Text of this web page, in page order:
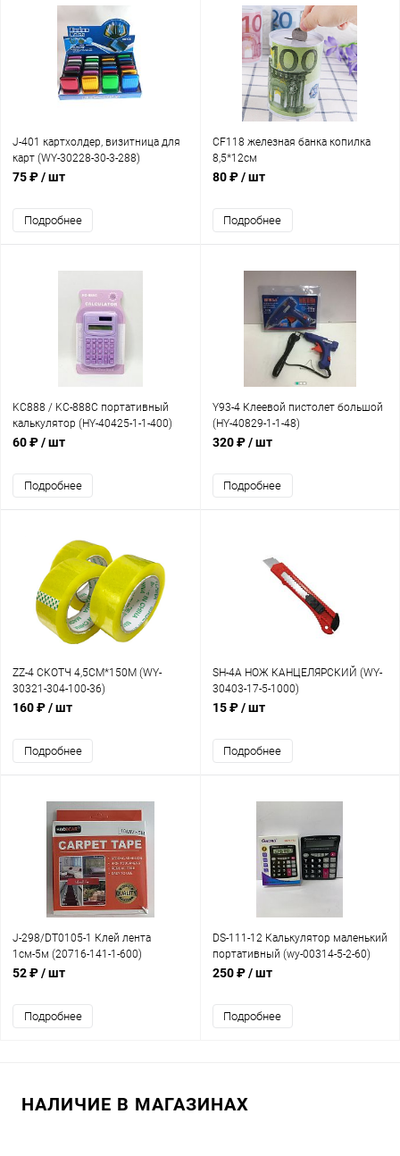
J-401 картхолдер, визитница для
карт (WY-30228-30-3-288)
75 ₽/ шт
Подробнее
CF118 железная банка копилка
8,5*12см
80 ₽/ шт
Подробнее
KC888 / KC-888C портативный
калькулятор (HY-40425-1-1-400)
60 ₽/ шт
Подробнее
Y93-4 Клеевой пистолет большой
(HY-40829-1-1-48)
320 ₽/ шт
Подробнее
ZZ-4 СКОТЧ 4,5СМ*150М (WY-
30321-304-100-36)
160 ₽/ шт
Подробнее
SH-4A НОЖ КАНЦЕЛЯРСКИЙ (WY-
30403-17-5-1000)
15 ₽/ шт
Подробнее
J-298/DT0105-1 Клей лента
1см-5м (20716-141-1-600)
52 ₽/ шт
Подробнее
DS-111-12 Калькулятор маленький
портативный (wy-00314-5-2-60)
250 ₽/ шт
Подробнее
НАЛИЧИЕ В МАГАЗИНАХ